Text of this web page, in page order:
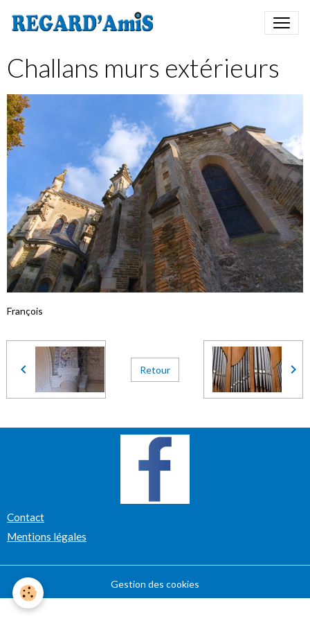
Challans murs extérieurs
François
Retour
Contact
Mentions légales
Gestion des cookies